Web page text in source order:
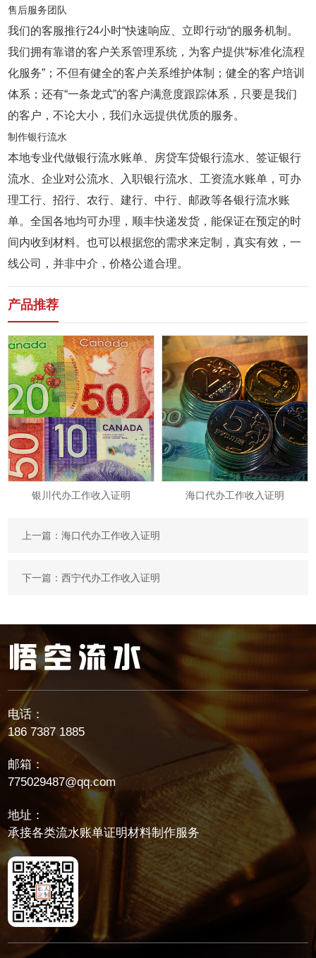
售后服务团队
我们的客服推行24小时“快速响应、立即行动“的服务机制。
我们拥有靠谱的客户关系管理系统，为客户提供“标准化流程
化服务”；不但有健全的客户关系维护体制；健全的客户培训
体系；还有“一条龙式”的客户满意度跟踪体系，只要是我们
的客户，不论大小，我们永远提供优质的服务。
制作银行流水
本地专业代做银行流水账单、房贷车贷银行流水、签证银行
流水、企业对公流水、入职银行流水、工资流水账单，可办
理工行、招行、农行、建行、中行、邮政等各银行流水账
单。全国各地均可办理，顺丰快递发货，能保证在预定的时
间内收到材料。也可以根据您的需求来定制，真实有效，一
线公司，并非中介，价格公道合理。
产品推荐
银川代办工作收入证明 海口代办工作收入证明
上一篇：海口代办工作收入证明
下一篇：西宁代办工作收入证明
电话：
186 7387 1885
邮箱：
775029487@qq.com
地址：
承接各类流水账单证明材料制作服务